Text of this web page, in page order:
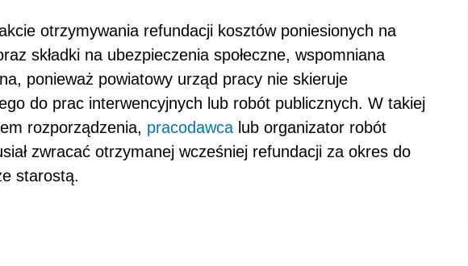
otrzymywania refundacji kosztów poniesionych na
składki na ubezpieczenia społeczne, wspomniana
ponieważ powiatowy urząd pracy nie skieruje
do prac interwencyjnych lub robót publicznych. W takiej
rozporządzenia, pracodawca lub organizator robót
zwracać otrzymanej wcześniej refundacji za okres do
starostą.